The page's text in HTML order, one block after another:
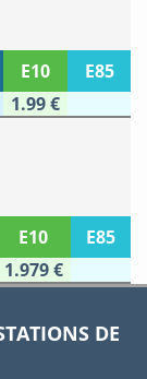
E10
E85
1.99 €
E10
E85
1.979 €
DE